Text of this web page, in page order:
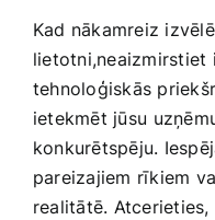
Kad nākamreiz
lietotni,neaizmirstiet
tehnoloģiskās
ietekmēt jūsu⁢
konkurētspēju.
pareizajiem rīkiem
realitātē.